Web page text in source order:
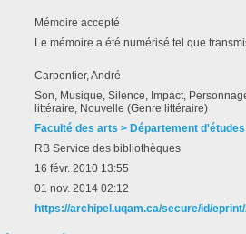
Mémoire accepté
Le mémoire a été numérisé tel que
Carpentier, André
Son, Musique, Silence, Impact,
littéraire, Nouvelle (Genre littéraire)
Faculté des arts > Département
RB Service des bibliothèques
16 févr. 2010 13:55
01 nov. 2014 02:12
https://archipel.uqam.ca/secure/id/